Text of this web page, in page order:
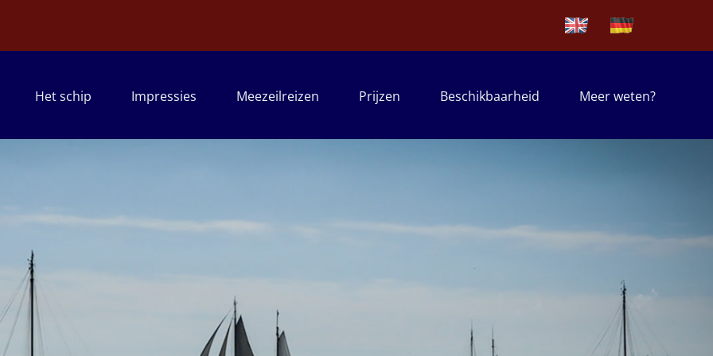
Het schip Impressies Meezeilreizen Prijzen Beschikbaarheid Meer weten?